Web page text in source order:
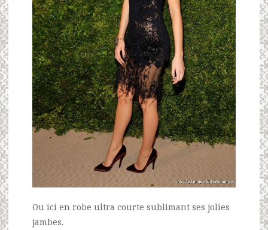
Ou ici en robe ultra courte sublimant ses jolies
jambes.